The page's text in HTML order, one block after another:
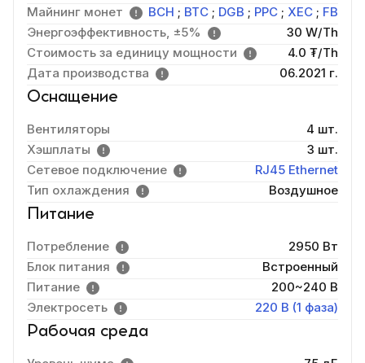
Майнинг монет
BCH ; BTC ; DGB ; PPC ; XEC ; FB
Энергоэффективность, ±5%
30 W/Th
Стоимость за единицу мощности
4.0 ₮/Th
Дата производства
06.2021 г.
Оснащение
Вентиляторы
4 шт.
Хэшплаты
3 шт.
Сетевое подключение
RJ45 Ethernet
Тип охлаждения
Воздушное
Питание
Потребление
2950 Вт
Блок питания
Встроенный
Питание
200~240 В
Электросеть
220 В (1 фаза)
Рабочая среда